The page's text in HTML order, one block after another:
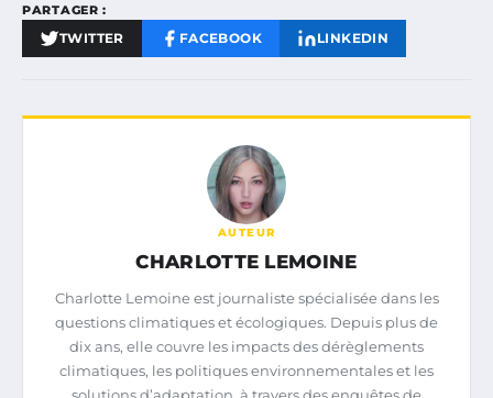
PARTAGER :
TWITTER FACEBOOK LINKEDIN
AUTEUR
CHARLOTTE LEMOINE
Charlotte Lemoine est journaliste spécialisée dans les
questions climatiques et écologiques. Depuis plus de
dix ans, elle couvre les impacts des dérèglements
climatiques, les politiques environnementales et les